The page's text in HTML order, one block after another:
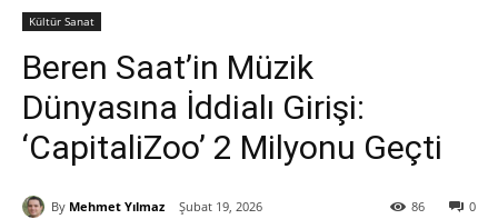
Kültür Sanat
Beren Saat’in Müzik
Dünyasına İddialı Girişi:
‘CapitaliZoo’ 2 Milyonu Geçti
By Mehmet Yılmaz Şubat 19, 2026 0
86